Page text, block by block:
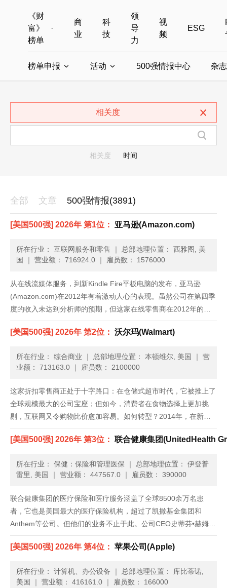
《财
富》
榜单
全部榜单
中国最具影响力商界女性
商
业
科
技
领
导
力
视
频
ESG
榜单申报 活动 500强情报中心 杂
相关度
相关度 时间
全部 文章 500强情报(3891)
[美国500强] 2026年 第1位： 亚马逊(Amazon.com)
所在行业： 互联网服务和零售 ｜ 总部地理位置： 西雅图, 美
国
｜ 营业额： 716924.0 ｜ 雇员数： 1576000
从在线流媒体服务，到新Kindle Fire平板电脑的发布，亚马逊
(Amazon.com)在2012年有着激动人心的表现。虽然公司在第四季
度的收入未达到分析师的预期，但这家在线零售商在2012年的净
收入增加了27%，达到610亿美元；而2011年，公司的净收入为
480亿美元。公司继续大力推广Kind......
[美国500强] 2026年 第2位： 沃尔玛(Walmart)
所在行业： 综合商业 ｜ 总部地理位置： 本顿维尔, 美国 ｜ 营
业额： 713163.0 ｜ 雇员数： 2100000
这家折扣零售商正处于十字路口：在仓储式超市时代，它被推上了
全球规模最大的公司宝座；但如今，消费者在食物选择上更加挑
剔，互联网又令购物比价愈加容易。如何转型？2014年，在新任
首席执行官董明伦带领下，沃尔玛美国业务终于打破了近两年来季
度销售额零增长的局面。但复苏局势很脆弱，它仍旧在想方设法吸
[美国500强] 2026年 第3位： 联合健康集团(UnitedHealth
所在行业： 保健：保险和管理医保 ｜ 总部地理位置： 伊登普
雷里, 美国
｜ 营业额： 447567.0 ｜ 雇员数： 390000
联合健康集团的医疗保险和医疗服务涵盖了全球8500余万名患
者，它也是美国最大的医疗保险机构，超过了凯撒基金集团和
Anthem等公司。但他们的业务不止于此。公司CEO史蒂芬•赫姆斯
利对Optum医疗服务部门投入了重金，这个部门包括药品福利管理
和健康数据分析等业务。虽然对于总部位于明尼苏达州的联合健康
[美国500强] 2026年 第4位： 苹果公司(Apple)
所在行业： 计算机、办公设备 ｜ 总部地理位置： 库比蒂诺,
美国
｜ 营业额： 416161.0 ｜ 雇员数： 166000